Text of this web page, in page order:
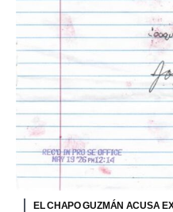
EL CHAPO GUZMÁN ACUSA